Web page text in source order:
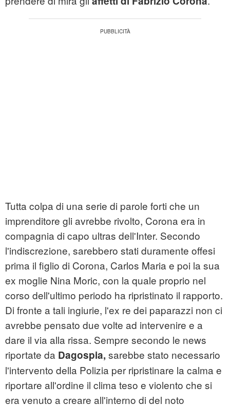
Tutta colpa di una serie di parole forti che un
imprenditore gli avrebbe rivolto, Corona era in
compagnia di capo ultras dell'Inter. Secondo
l'indiscrezione, sarebbero stati duramente offesi
prima il figlio di Corona, Carlos Maria e poi la sua
ex moglie Nina Moric, con la quale proprio nel
corso dell'ultimo periodo ha ripristinato il rapporto.
Di fronte a tali ingiurie, l'ex re dei paparazzi non ci
avrebbe pensato due volte ad intervenire e a
dare il via alla rissa. Sempre secondo le news
riportate da Dagospia, sarebbe stato necessario
l'intervento della Polizia per ripristinare la calma e
riportare all'ordine il clima teso e violento che si
era venuto a creare all'interno di del noto